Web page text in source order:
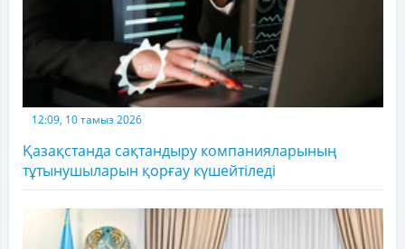
12:09, 10 тамыз 2026
Қазақстанда сақтандыру компанияларының
тұтынушыларын қорғау күшейтіледі